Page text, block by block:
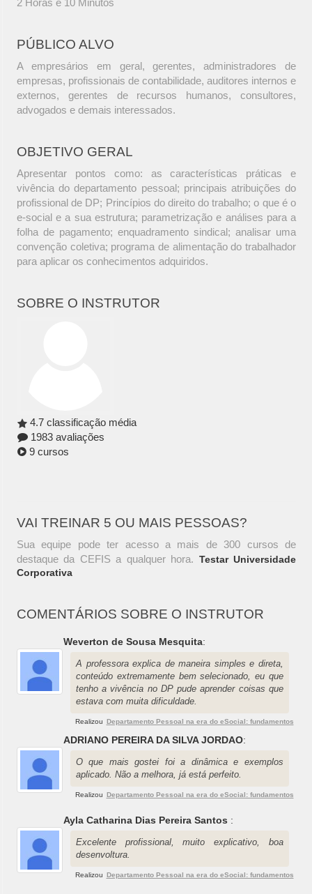
2 Horas e 10 Minutos
PÚBLICO ALVO
A empresários em geral, gerentes, administradores de
empresas, profissionais de contabilidade, auditores internos e
externos, gerentes de recursos humanos, consultores,
advogados e demais interessados.
OBJETIVO GERAL
Apresentar pontos como: as características práticas e
vivência do departamento pessoal; principais atribuições do
profissional de DP; Princípios do direito do trabalho; o que é o
e-social e a sua estrutura; parametrização e análises para a
folha de pagamento; enquadramento sindical; analisar uma
convenção coletiva; programa de alimentação do trabalhador
para aplicar os conhecimentos adquiridos.
SOBRE O INSTRUTOR
4.7 classificação média
1983 avaliações
9 cursos
VAI TREINAR 5 OU MAIS PESSOAS?
Sua equipe pode ter acesso a mais de 300 cursos de
destaque da CEFIS a qualquer hora. Testar Universidade
Corporativa
COMENTÁRIOS SOBRE O INSTRUTOR
Weverton de Sousa Mesquita:
A professora explica de maneira simples e direta,
conteúdo extremamente bem selecionado, eu que
tenho a vivência no DP pude aprender coisas que
estava com muita dificuldade.
Realizou Departamento Pessoal na era do eSocial: fundamentos
ADRIANO PEREIRA DA SILVA JORDAO:
O que mais gostei foi a dinâmica e exemplos
aplicado. Não a melhora, já está perfeito.
Realizou Departamento Pessoal na era do eSocial: fundamentos
Ayla Catharina Dias Pereira Santos :
Excelente profissional, muito explicativo, boa
desenvoltura.
Realizou Departamento Pessoal na era do eSocial: fundamentos